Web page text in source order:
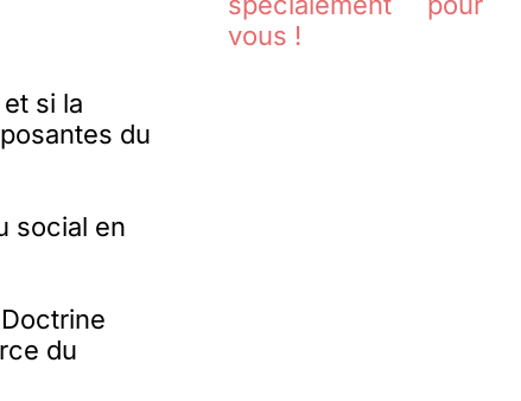
si la
du
social en
du
vous !